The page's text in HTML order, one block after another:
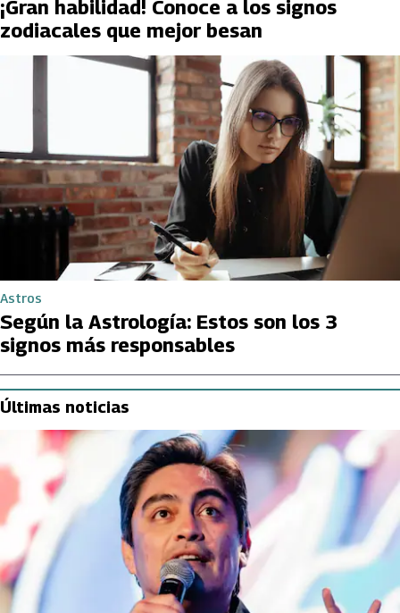
¡Gran habilidad! Conoce a los signos
zodiacales que mejor besan
Astros
Según la Astrología: Estos son los 3
signos más responsables
Últimas noticias